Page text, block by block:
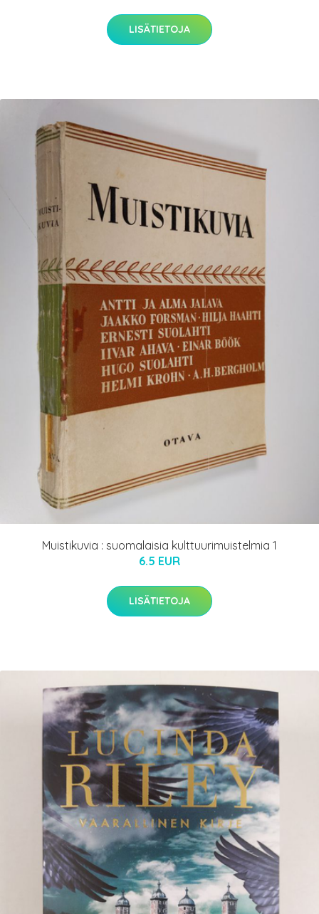
LISÄTIETOJA
Muistikuvia : suomalaisia kulttuurimuistelmia 1
6.5 EUR
LISÄTIETOJA